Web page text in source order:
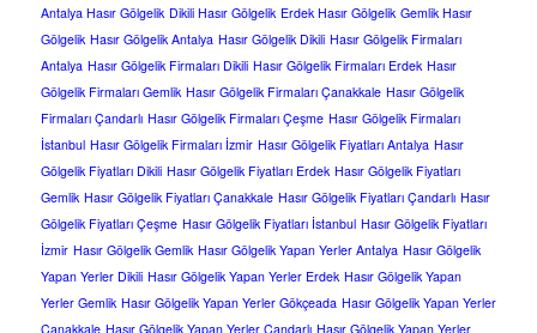
Antalya Hasır Gölgelik Dikili Hasır Gölgelik Erdek Hasır Gölgelik Gemlik Hasır
Gölgelik Hasır Gölgelik Antalya Hasır Gölgelik Dikili Hasır Gölgelik Firmaları
Antalya Hasır Gölgelik Firmaları Dikili Hasır Gölgelik Firmaları Erdek Hasır
Gölgelik Firmaları Gemlik Hasır Gölgelik Firmaları Çanakkale Hasır Gölgelik
Firmaları Çandarlı Hasır Gölgelik Firmaları Çeşme Hasır Gölgelik Firmaları
İstanbul Hasır Gölgelik Firmaları İzmir Hasır Gölgelik Fiyatları Antalya Hasır
Gölgelik Fiyatları Dikili Hasır Gölgelik Fiyatları Erdek Hasır Gölgelik Fiyatları
Gemlik Hasır Gölgelik Fiyatları Çanakkale Hasır Gölgelik Fiyatları Çandarlı Hasır
Gölgelik Fiyatları Çeşme Hasır Gölgelik Fiyatları İstanbul Hasır Gölgelik Fiyatları
İzmir Hasır Gölgelik Gemlik Hasır Gölgelik Yapan Yerler Antalya Hasır Gölgelik
Yapan Yerler Dikili Hasır Gölgelik Yapan Yerler Erdek Hasır Gölgelik Yapan
Yerler Gemlik Hasır Gölgelik Yapan Yerler Gökçeada Hasır Gölgelik Yapan Yerler
Çanakkale Hasır Gölgelik Yapan Yerler Çandarlı Hasır Gölgelik Yapan Yerler